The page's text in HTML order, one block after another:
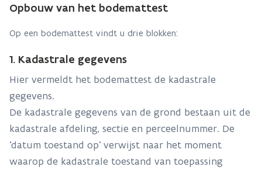
Opbouw van het bodemattest
Op een bodemattest vindt u drie blokken:
1. Kadastrale gegevens
Hier vermeldt het bodemattest de kadastrale
gegevens.
De kadastrale gegevens van de grond bestaan uit de
kadastrale afdeling, sectie en perceelnummer. De
‘datum toestand op’ verwijst naar het moment
waarop de kadastrale toestand van toepassing